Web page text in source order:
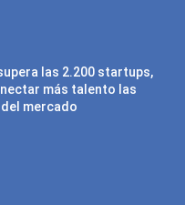
las 2.200 startups,
más talento las
mercado